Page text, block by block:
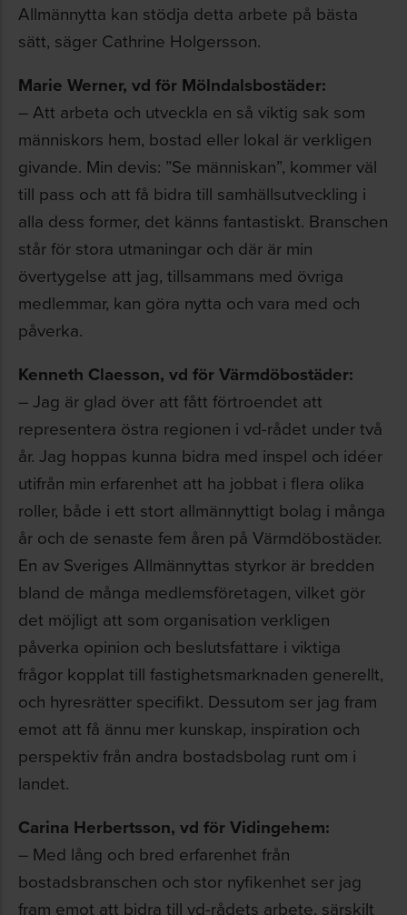
Allmännytta kan stödja detta arbete på bästa
sätt, säger Cathrine Holgersson.
Marie Werner, vd för Mölndalsbostäder:
– Att arbeta och utveckla en så viktig sak som
människors hem, bostad eller lokal är verkligen
givande. Min devis: ”Se människan”, kommer väl
till pass och att få bidra till samhällsutveckling i
alla dess former, det känns fantastiskt. Branschen
står för stora utmaningar och där är min
övertygelse att jag, tillsammans med övriga
medlemmar, kan göra nytta och vara med och
påverka.
Kenneth Claesson, vd för Värmdöbostäder:
– Jag är glad över att fått förtroendet att
representera östra regionen i vd-rådet under två
år. Jag hoppas kunna bidra med inspel och idéer
utifrån min erfarenhet att ha jobbat i flera olika
roller, både i ett stort allmännyttigt bolag i många
år och de senaste fem åren på Värmdöbostäder.
En av Sveriges Allmännyttas styrkor är bredden
bland de många medlemsföretagen, vilket gör
det möjligt att som organisation verkligen
påverka opinion och beslutsfattare i viktiga
frågor kopplat till fastighetsmarknaden generellt,
och hyresrätter specifikt. Dessutom ser jag fram
emot att få ännu mer kunskap, inspiration och
perspektiv från andra bostadsbolag runt om i
landet.
Carina Herbertsson, vd för Vidingehem:
– Med lång och bred erfarenhet från
bostadsbranschen och stor nyfikenhet ser jag
fram emot att bidra till vd-rådets arbete, särskilt